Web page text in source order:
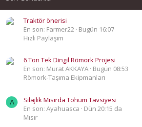
Traktör önerisi
En son: Farmer22 Bugün 16:07
Hızlı Paylaşım
6 Ton Tek Dingil Römork Projesi
En son: Murat AKKAYA Bugün 08:53
Römork-Taşıma Ekipmanları
A
Silajlık Mısırda Tohum Tavsiyesi
En son: Ayahuasca
Dün 20:15 da
Mısır